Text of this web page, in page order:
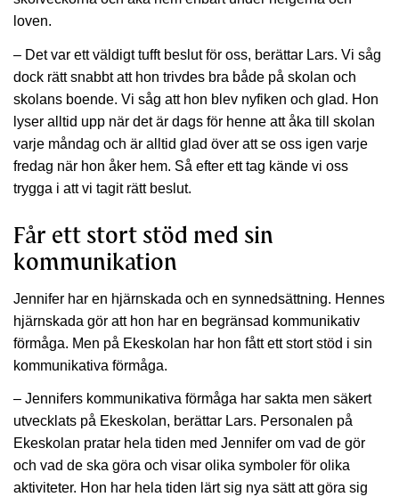
loven.
– Det var ett väldigt tufft beslut för oss, berättar Lars. Vi såg
dock rätt snabbt att hon trivdes bra både på skolan och
skolans boende. Vi såg att hon blev nyfiken och glad. Hon
lyser alltid upp när det är dags för henne att åka till skolan
varje måndag och är alltid glad över att se oss igen varje
fredag när hon åker hem. Så efter ett tag kände vi oss
trygga i att vi tagit rätt beslut.
Får ett stort stöd med sin
kommunikation
Jennifer har en hjärnskada och en synnedsättning. Hennes
hjärnskada gör att hon har en begränsad kommunikativ
förmåga. Men på Ekeskolan har hon fått ett stort stöd i sin
kommunikativa förmåga.
– Jennifers kommunikativa förmåga har sakta men säkert
utvecklats på Ekeskolan, berättar Lars. Personalen på
Ekeskolan pratar hela tiden med Jennifer om vad de gör
och vad de ska göra och visar olika symboler för olika
aktiviteter. Hon har hela tiden lärt sig nya sätt att göra sig